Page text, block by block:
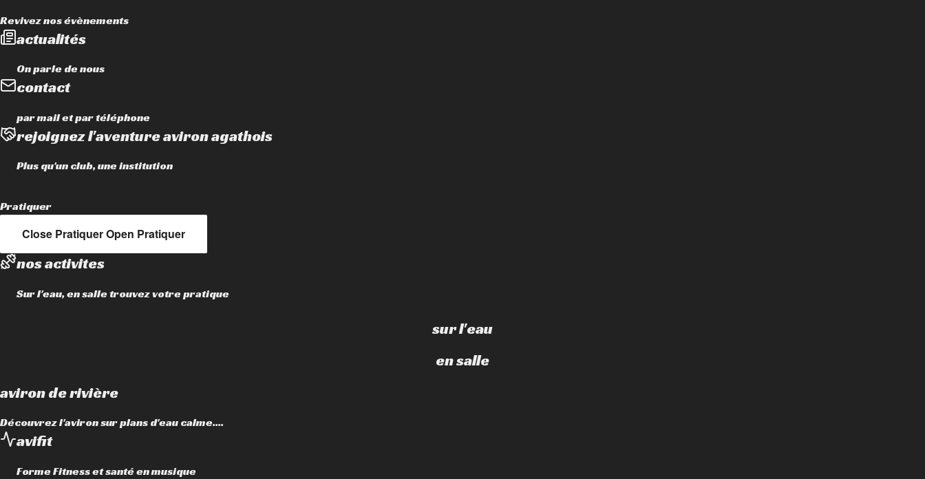
Revivez nos évènements
actualités
On parle de nous
contact
par mail et par téléphone
rejoignez l'aventure aviron agathois
Plus qu'un club, une institution
Pratiquer
Close PratiquerOpen Pratiquer
nos activites
Sur l'eau, en salle trouvez votre pratique
sur l'eau
en salle
aviron de rivière
Découvrez l'aviron sur plans d'eau calme....
avifit
Forme Fitness et santé en musique